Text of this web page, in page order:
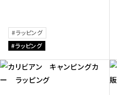
ラッピング
ラッピング